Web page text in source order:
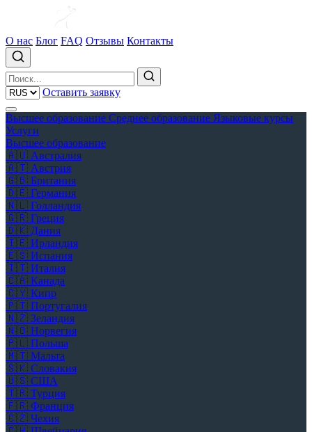
О нас Блог FAQ Отзывы Контакты
Оставить заявку
Высшее образование Среднее образование Языковые курсы
Услуги
Высшее образование
🇦🇺 Австралия
🇦🇹 Австрия
🇬🇧 Британия
🇩🇪 Германия
🇳🇱 Голландия
🇬🇷 Греция
🇩🇰 Дания
🇮🇪 Ирландия
🇪🇸 Испания
🇮🇹 Италия
🇨🇦 Канада
🇨🇾 Кипр
🇵🇹 Португалия
🇳🇿 Зеландия
🇳🇴 Норвегия
🇵🇱 Польша
🇲🇹 Мальта
🇸🇰 Словакия
🇺🇸 США
🇹🇷 Турция
🇫🇷 Франция
🇨🇿 Чехия